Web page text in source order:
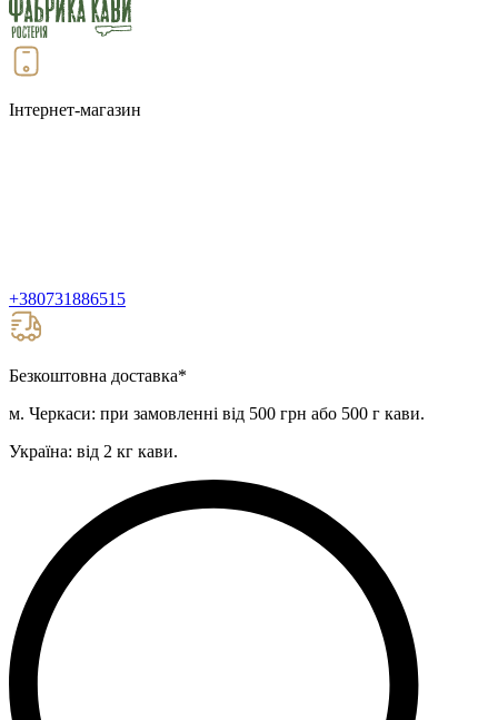
Інтернет-магазин
+380731886515
Безкоштовна доставка*
м. Черкаси: при замовленні від 500 грн або 500 г кави.
Україна: від 2 кг кави.